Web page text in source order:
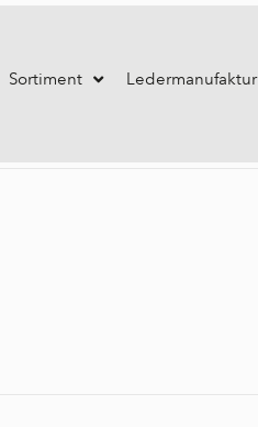
Sortiment Ledermanufaktur